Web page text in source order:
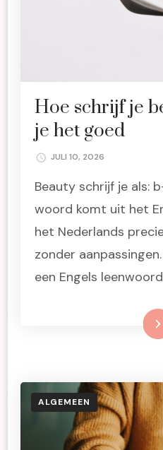
Hoe schrijf je
je het goed
JULI 10, 2026
Beauty schrijf je als:
woord komt uit het
het Nederlands
zonder
een Engels
Lees meer
ALGEMEEN